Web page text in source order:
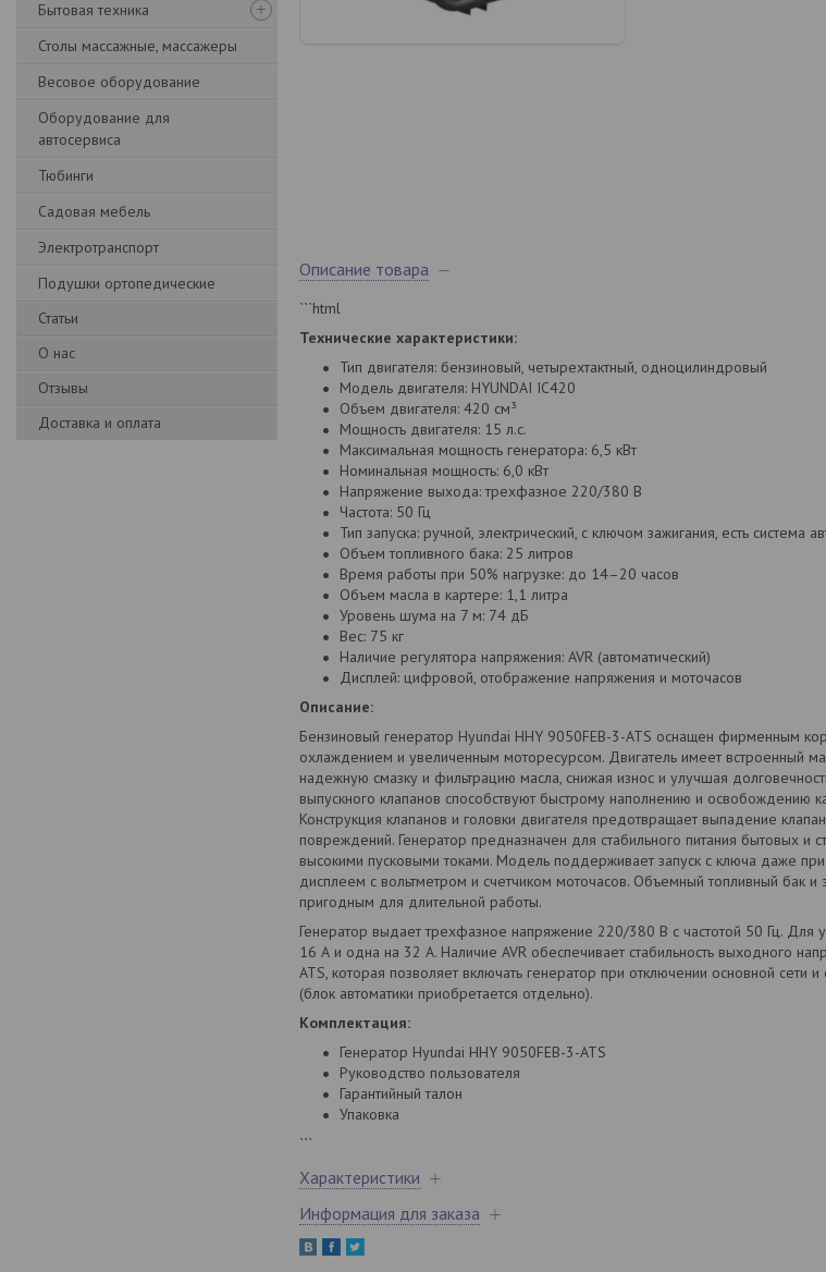
Бытовая техника
Столы массажные, массажеры
Весовое оборудование
Оборудование для
автосервиса
Тюбинги
Садовая мебель
Электротранспорт
Подушки ортопедические
Статьи
О нас
Отзывы
Доставка и оплата
Описание товара
```html
Технические характеристики:
Тип двигателя: бензиновый, четырехтактный, одноцилиндровый
Модель двигателя: HYUNDAI IC420
Объем двигателя: 420 см³
Мощность двигателя: 15 л.с.
Максимальная мощность генератора: 6,5 кВт
Номинальная мощность: 6,0 кВт
Напряжение выхода: трехфазное 220/380 В
Частота: 50 Гц
Тип запуска: ручной, электрический, с ключом зажигания, есть система
Объем топливного бака: 25 литров
Время работы при 50% нагрузке: до 14–20 часов
Объем масла в картере: 1,1 литра
Уровень шума на 7 м: 74 дБ
Вес: 75 кг
Наличие регулятора напряжения: AVR (автоматический)
Дисплей: цифровой, отображение напряжения и моточасов
Описание:
Бензиновый генератор Hyundai HHY 9050FEB-3-ATS оснащен фирменным
охлаждением и увеличенным моторесурсом. Двигатель имеет встроенный
надежную смазку и фильтрацию масла, снижая износ и улучшая
выпускного клапанов способствуют быстрому наполнению и освобождению
Конструкция клапанов и головки двигателя предотвращает выпадение
повреждений. Генератор предназначен для стабильного питания бытовых и
высокими пусковыми токами. Модель поддерживает запуск с ключа даже
дисплеем с вольтметром и счетчиком моточасов. Объемный топливный бак
пригодным для длительной работы.
Генератор выдает трехфазное напряжение 220/380 В с частотой 50 Гц. Для
16 А и одна на 32 А. Наличие AVR обеспечивает стабильность выходного
ATS, которая позволяет включать генератор при отключении основной сети
(блок автоматики приобретается отдельно).
Комплектация:
Генератор Hyundai HHY 9050FEB-3-ATS
Руководство пользователя
Гарантийный талон
Упаковка
```
Характеристики
Информация для заказа